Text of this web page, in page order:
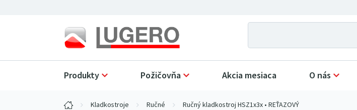
Produkty Požičovňa Akcia mesiaca O nás
Kladkostroje Ručné Ručný kladkostroj HSZ1x3x • REŤAZOVÝ